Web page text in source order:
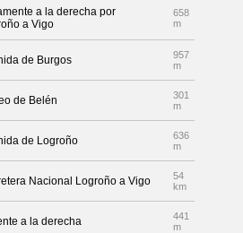
a la derecha por
a Vigo
658
m
de Burgos
957
m
de Belén
301
m
de Logroño
636
m
Nacional Logroño a Vigo
54
km
a la derecha
441
m